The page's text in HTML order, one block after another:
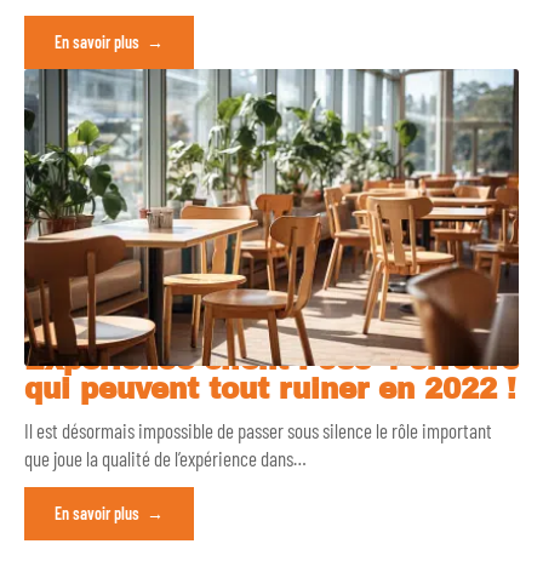
En savoir plus
Expérience client : ces 4 erreurs
qui peuvent tout ruiner en 2022 !
Il est désormais impossible de passer sous silence le rôle important
que joue la qualité de l’expérience dans…
En savoir plus